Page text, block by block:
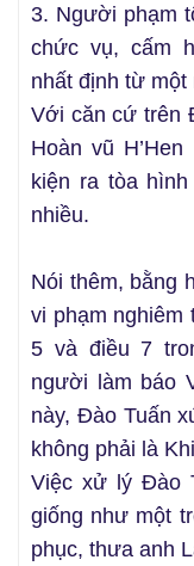
3. Người phạm
chức vụ, cấm
nhất định từ một
Với căn cứ trên
Hoàn vũ
kiện ra tòa
nhiều.
Nói thêm, bằng
vi phạm nghiêm
5 và điều 7
người làm báo
này, Đào Tuấn
không phải là
Việc xử lý Đào
giống như một
phục, thưa anh